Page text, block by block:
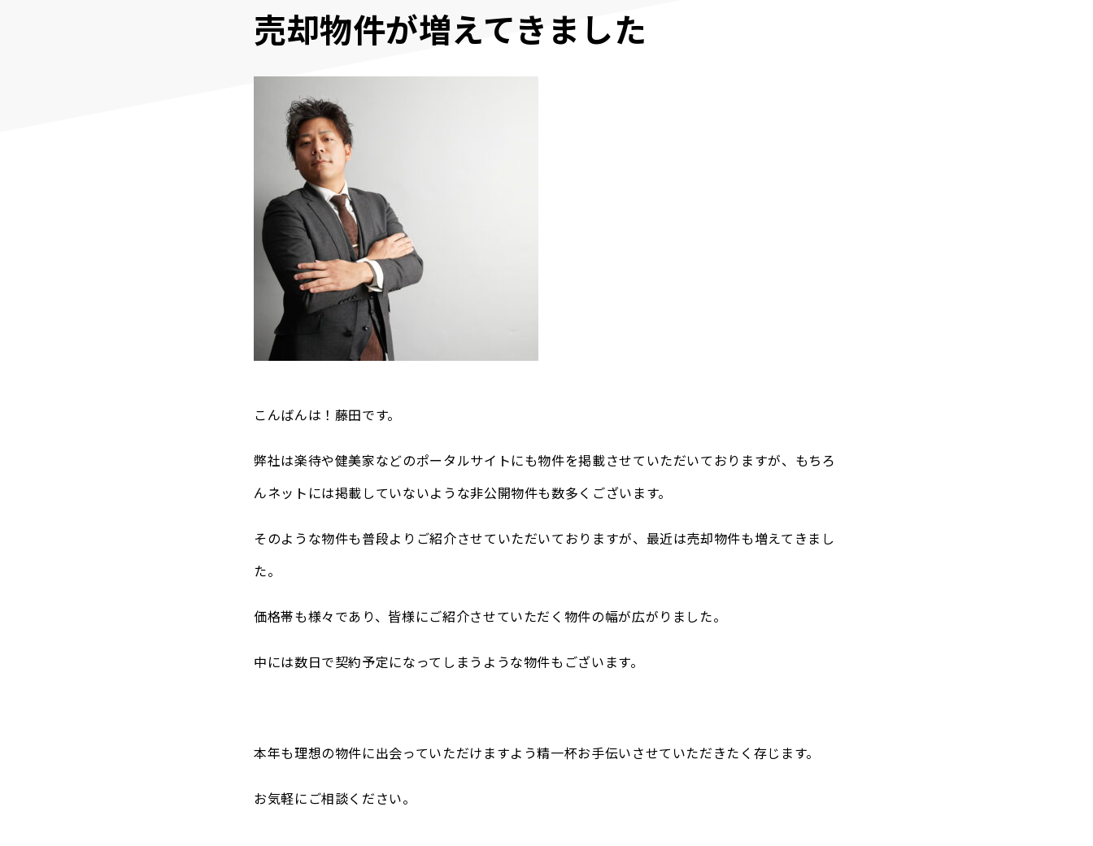
売却物件が増えてきました
こんばんは！藤田です。
弊社は楽待や健美家などのポータルサイトにも物件を掲載させていただいておりますが、もちろ
んネットには掲載していないような非公開物件も数多くございます。
そのような物件も普段よりご紹介させていただいておりますが、最近は売却物件も増えてきまし
た。
価格帯も様々であり、皆様にご紹介させていただく物件の幅が広がりました。
中には数日で契約予定になってしまうような物件もございます。
本年も理想の物件に出会っていただけますよう精一杯お手伝いさせていただきたく存じます。
お気軽にご相談ください。